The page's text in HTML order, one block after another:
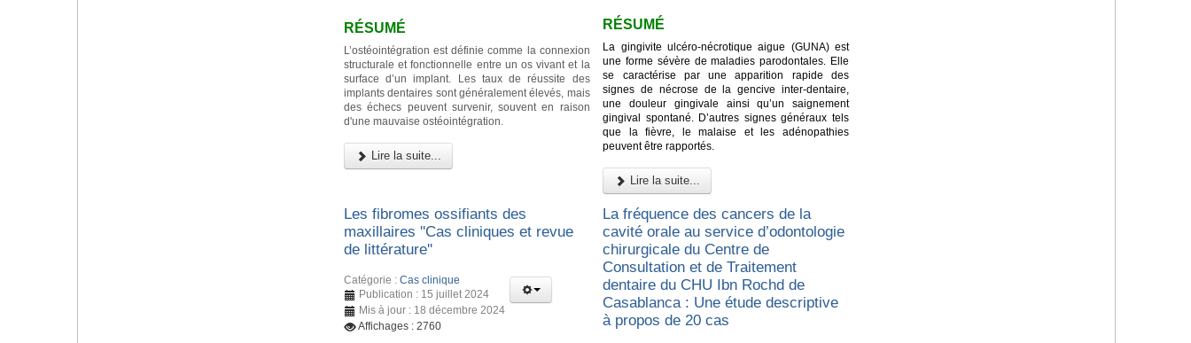
RÉSUMÉ
L’ostéointégration est définie comme la connexion
structurale et fonctionnelle entre un os vivant et la
surface d’un implant. Les taux de réussite des
implants dentaires sont généralement élevés, mais
des échecs peuvent survenir, souvent en raison
d'une mauvaise ostéointégration.
Lire la suite...
RÉSUMÉ
La gingivite ulcéro-nécrotique aigue (GUNA) est
une forme sévère de maladies parodontales. Elle
se caractérise par une apparition rapide des
signes de nécrose de la gencive inter-dentaire,
une douleur gingivale ainsi qu’un saignement
gingival spontané. D’autres signes généraux tels
que la fièvre, le malaise et les adénopathies
peuvent être rapportés.
Lire la suite...
Les fibromes ossifiants des
maxillaires ''Cas cliniques et revue
de littérature''
Catégorie : Cas clinique
Publication : 15 juillet 2024
Mis à jour : 18 décembre 2024
Affichages : 2760
La fréquence des cancers de la
cavité orale au service d’odontologie
chirurgicale du Centre de
Consultation et de Traitement
dentaire du CHU Ibn Rochd de
Casablanca : Une étude descriptive
à propos de 20 cas